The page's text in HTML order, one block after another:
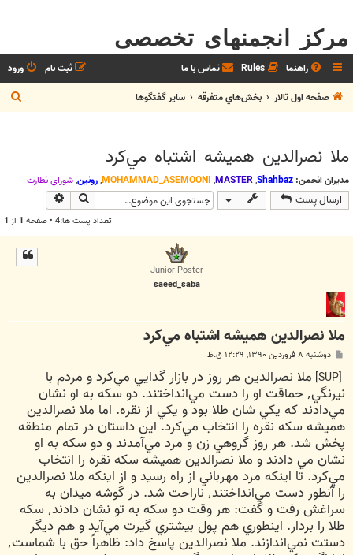
مرکز انجمنهای تخصصی
راهنما Rules تماس با ما ورود
ثبت نام
صفحه اول تالار
بخش‌‌هاي متفرقه ساير گفتگوها
س
ملا نصرالدين هميشه اشتباه مي‌كرد
مدیران انجمن: Shahbaz
,
MASTER
,
MOHAMMAD_ASEMOONI
,رونین,شوراي نظارت
ارسال پست جستجو
تعداد پست ها:4 • صفحه 1 از 1
Junior Poster
saeed_saba
ملا نصرالدين هميشه اشتباه مي‌كرد
ت
دوشنبه ۸ فروردین ۱۳۹۰, ۱۲:۲۹ ق.ظ
[SUP] ملا نصرالدين هر روز در بازار گدايي مي‌كرد و مردم با
نيرنگي٬ حماقت او را دست مي‌انداختند. دو سكه به او نشان
مي‌دادند كه يكي شان طلا بود و يكي از نقره. اما ملا نصرالدين
هميشه سكه نقره را انتخاب مي‌كرد. اين داستان در تمام منطقه
پخش شد. هر روز گروهي زن و مرد مي‌آمدند و دو سكه به او
نشان مي دادند و ملا نصرالدين هميشه سكه نقره را انتخاب
مي‌كرد. تا اينكه مرد مهرباني از راه رسيد و از اينكه ملا نصرالدين
را آنطور دست مي‌انداختند٬ ناراحت شد. در گوشه ميدان به
سراغش رفت و گفت: هر وقت دو سكه به تو نشان دادند٬ سكه
طلا را بردار. اينطوري هم پول بيشتري گيرت مي‌آيد و هم ديگر
دستت نمي‌اندازند. ملا نصرالدين پاسخ داد: ظاهراً حق با شماست٬